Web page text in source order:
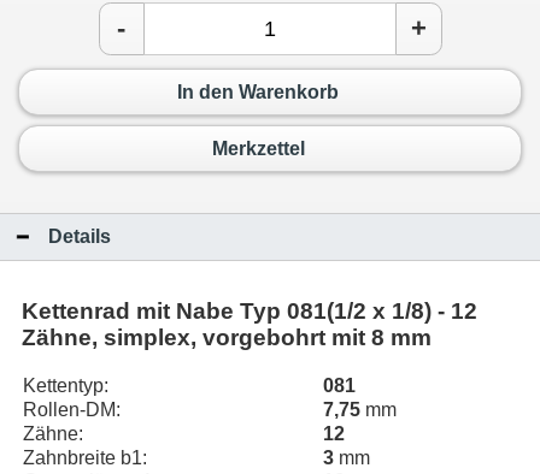
- +
In den Warenkorb
Merkzettel
Details
Kettenrad mit Nabe Typ 081(1/2 x 1/8) - 12
Zähne, simplex, vorgebohrt mit 8 mm
Kettentyp:
081
Rollen-DM:
7,75 mm
Zähne:
12
Zahnbreite b1:
3 mm